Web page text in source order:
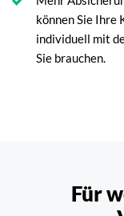
können Sie Ihre
individuell mit
Sie brauchen.
Für